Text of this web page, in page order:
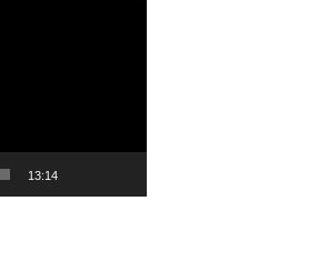
13:14